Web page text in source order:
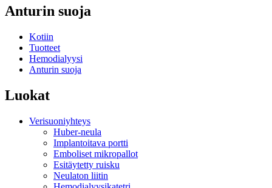
Anturin suoja
Kotiin
Tuotteet
Hemodialyysi
Anturin suoja
Luokat
Verisuoniyhteys
Huber-neula
Implantoitava portti
Emboliset mikropallot
Esitäytetty ruisku
Neulaton liitin